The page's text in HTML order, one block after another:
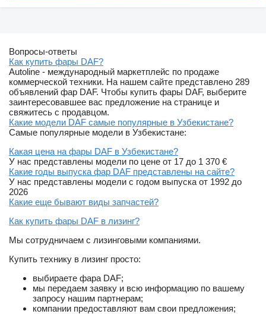
Вопросы-ответы
Как купить фары DAF?
Autoline - международный маркетплейс по продаже
коммерческой техники. На нашем сайте представлено 289
объявлений фар DAF. Чтобы купить фары DAF, выберите
заинтересовавшее вас предложение на странице и
свяжитесь с продавцом.
Какие модели DAF самые популярные в Узбекистане?
Самые популярные модели в Узбекистане:
Какая цена на фары DAF в Узбекистане?
У нас представлены модели по цене от 17 до 1 370 €
Какие годы выпуска фар DAF представлены на сайте?
У нас представлены модели с годом выпуска от 1992 до
2026
Какие еще бывают виды запчастей?
Как купить фары DAF в лизинг?
Мы сотрудничаем с лизинговыми компаниями.
Купить технику в лизинг просто:
выбираете фара DAF;
мы передаем заявку и всю информацию по вашему
запросу нашим партнерам;
компании предоставляют вам свои предложения;